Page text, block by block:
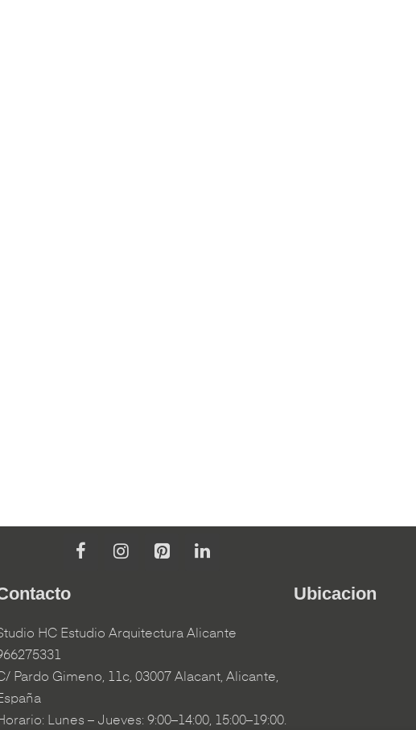
HC Estudio Arquitectura Alicante
Pardo Gimeno, 11c, 03007 Alacant, Alicante,
Lunes – Jueves: 9:00–14:00, 15:00–19:00.
Ubicacion